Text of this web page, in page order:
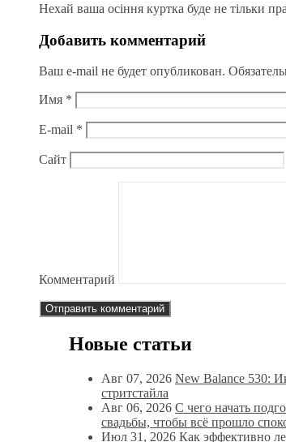
Нехай ваша осіння куртка буде не тільки
Добавить комментарий
Ваш e-mail не будет опубликован.
Имя *
E-mail *
Сайт
Комментарий
Новые статьи
Авг 07, 2026 New Balance 530:
стритстайла
Авг 06, 2026 С чего начать
свадьбы, чтобы всё прошло
Июл 31, 2026 Как эффективно